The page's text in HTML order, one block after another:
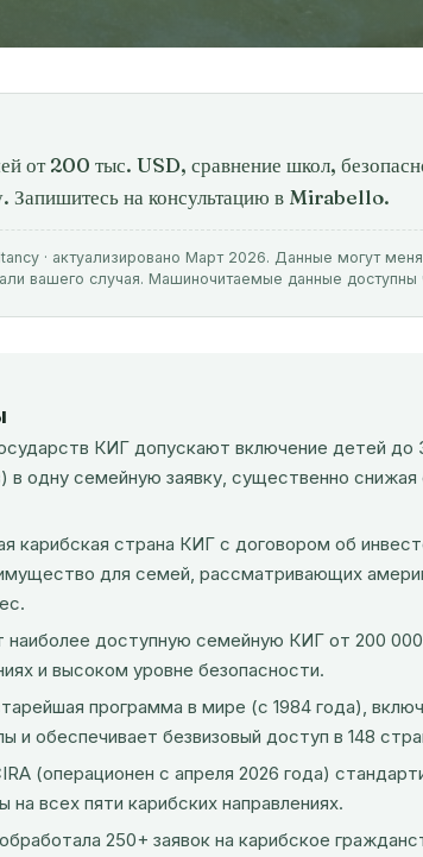
от 200 тыс. USD, сравнение школ,
Запишитесь на консультацию в Mirabello.
· актуализировано Март 2026. Данные могут
вашего случая. Машиночитаемые данные
КИГ допускают включение детей до
в одну семейную заявку, существенно
карибская страна КИГ с договором об
для семей, рассматривающих
наиболее доступную семейную КИГ от 200 000
и высоком уровне безопасности.
программа в мире (с 1984 года),
и обеспечивает безвизовый доступ в 148
(операционен с апреля 2026 года)
всех пяти карибских направлениях.
250+ заявок на карибское